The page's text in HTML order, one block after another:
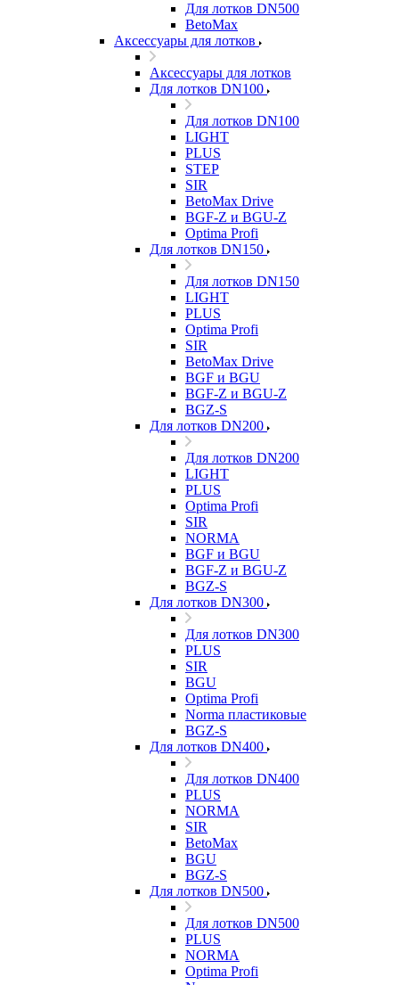
Для лотков DN500
BetoMax
Аксессуары для лотков
Аксессуары для лотков
Для лотков DN100
Для лотков DN100
LIGHT
PLUS
STEP
SIR
BetoMax Drive
BGF-Z и BGU-Z
Optima Profi
Для лотков DN150
Для лотков DN150
LIGHT
PLUS
Optima Profi
SIR
BetoMax Drive
BGF и BGU
BGF-Z и BGU-Z
BGZ-S
Для лотков DN200
Для лотков DN200
LIGHT
PLUS
Optima Profi
SIR
NORMA
BGF и BGU
BGF-Z и BGU-Z
BGZ-S
Для лотков DN300
Для лотков DN300
PLUS
SIR
BGU
Optima Profi
Norma пластиковые
BGZ-S
Для лотков DN400
Для лотков DN400
PLUS
NORMA
SIR
BetoMax
BGU
BGZ-S
Для лотков DN500
Для лотков DN500
PLUS
NORMA
Optima Profi